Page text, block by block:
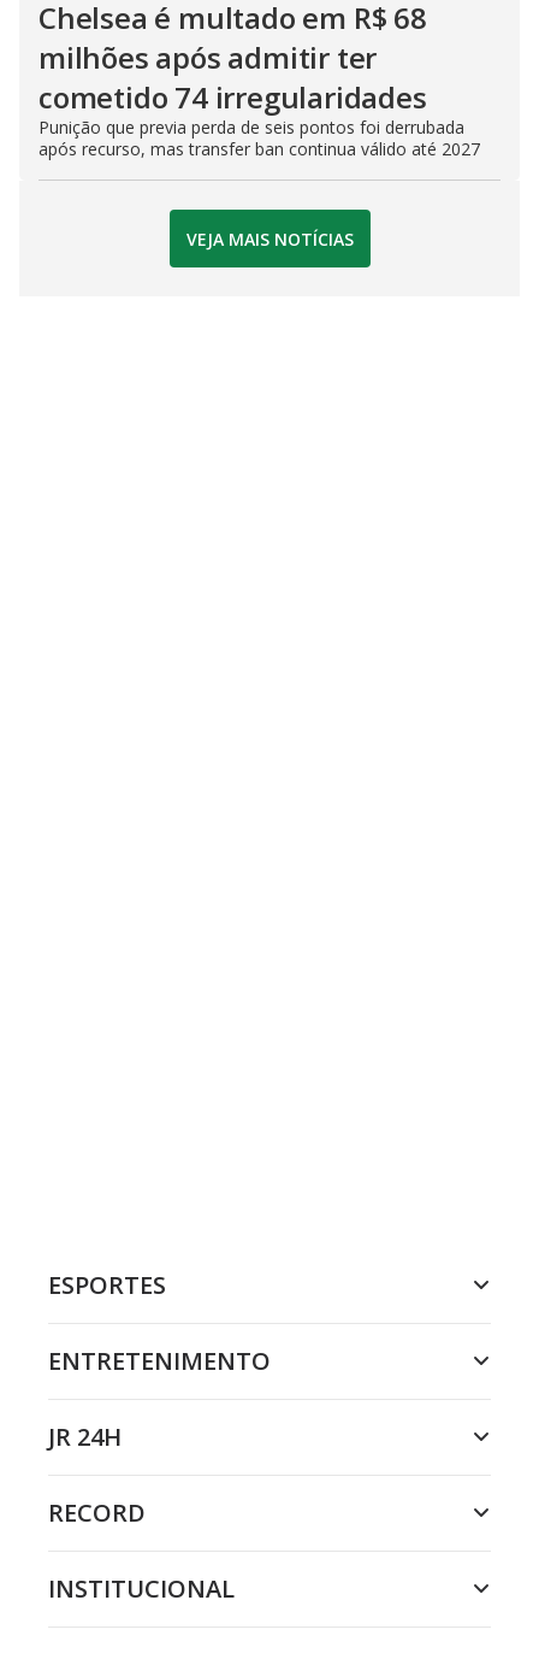
Chelsea é multado em R$ 68
milhões após admitir ter
cometido 74 irregularidades
Punição que previa perda de seis pontos foi derrubada
após recurso, mas transfer ban continua válido até 2027
VEJA MAIS NOTÍCIAS
ESPORTES
ENTRETENIMENTO
JR 24H
RECORD
INSTITUCIONAL